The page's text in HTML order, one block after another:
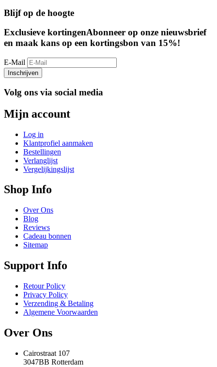
Blijf op de hoogte
Exclusieve kortingenAbonneer op onze nieuwsbrief
en maak kans op een kortingsbon van 15%!
E-Mail
Inschrijven
Volg ons via social media
Mijn account
Log in
Klantprofiel aanmaken
Bestellingen
Verlanglijst
Vergelijkingslijst
Shop Info
Over Ons
Blog
Reviews
Cadeau bonnen
Sitemap
Support Info
Retour Policy
Privacy Policy
Verzending & Betaling
Algemene Voorwaarden
Over Ons
Cairostraat 107
3047BB Rotterdam